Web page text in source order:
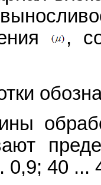
,
0,9; 40 ...